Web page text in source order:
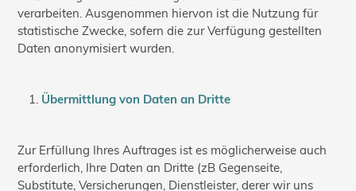
verarbeiten. Ausgenommen hiervon ist die Nutzung für
statistische Zwecke, sofern die zur Verfügung gestellten
Daten anonymisiert wurden.
Übermittlung von Daten an Dritte
Zur Erfüllung Ihres Auftrages ist es möglicherweise auch
erforderlich, Ihre Daten an Dritte (zB Gegenseite,
Substitute, Versicherungen, Dienstleister, derer wir uns